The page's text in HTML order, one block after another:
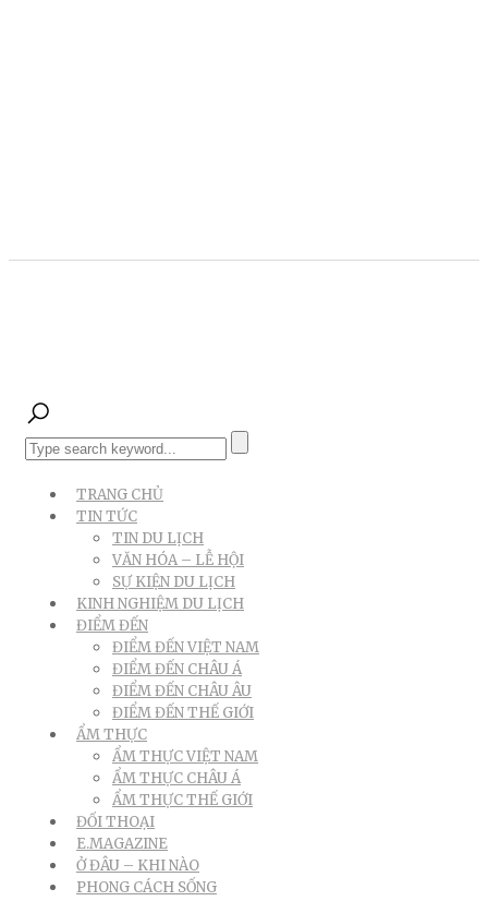
TRANG CHỦ
TIN TỨC
TIN DU LỊCH
VĂN HÓA – LỄ HỘI
SỰ KIỆN DU LỊCH
KINH NGHIỆM DU LỊCH
ĐIỂM ĐẾN
ĐIỂM ĐẾN VIỆT NAM
ĐIỂM ĐẾN CHÂU Á
ĐIỂM ĐẾN CHÂU ÂU
ĐIỂM ĐẾN THẾ GIỚI
ẨM THỰC
ẨM THỰC VIỆT NAM
ẨM THỰC CHÂU Á
ẨM THỰC THẾ GIỚI
ĐỐI THOẠI
E.MAGAZINE
Ở ĐÂU – KHI NÀO
PHONG CÁCH SỐNG